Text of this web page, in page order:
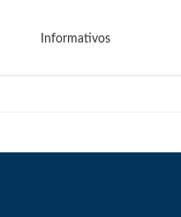
Informativos